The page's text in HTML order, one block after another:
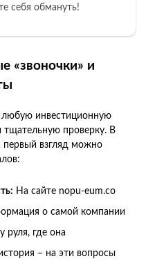
себя обмануть!
«звоночки» и
любую инвестиционную
тщательную проверку. В
первый взгляд можно
На сайте nopu-eum.co
о самой компании
руля, где она
– на эти вопросы